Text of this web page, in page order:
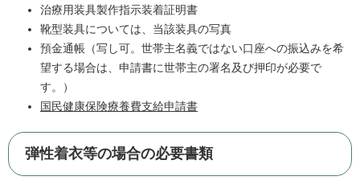
治療用装具製作指示装着証明書
靴型装具については、当該装具の写真
預金通帳（写し可。世帯主名義ではない口座への振込みを希
望する場合は、申請書に世帯主の署名及び押印が必要で
す。）
国民健康保険療養費支給申請書
弾性着衣等の場合の必要書類